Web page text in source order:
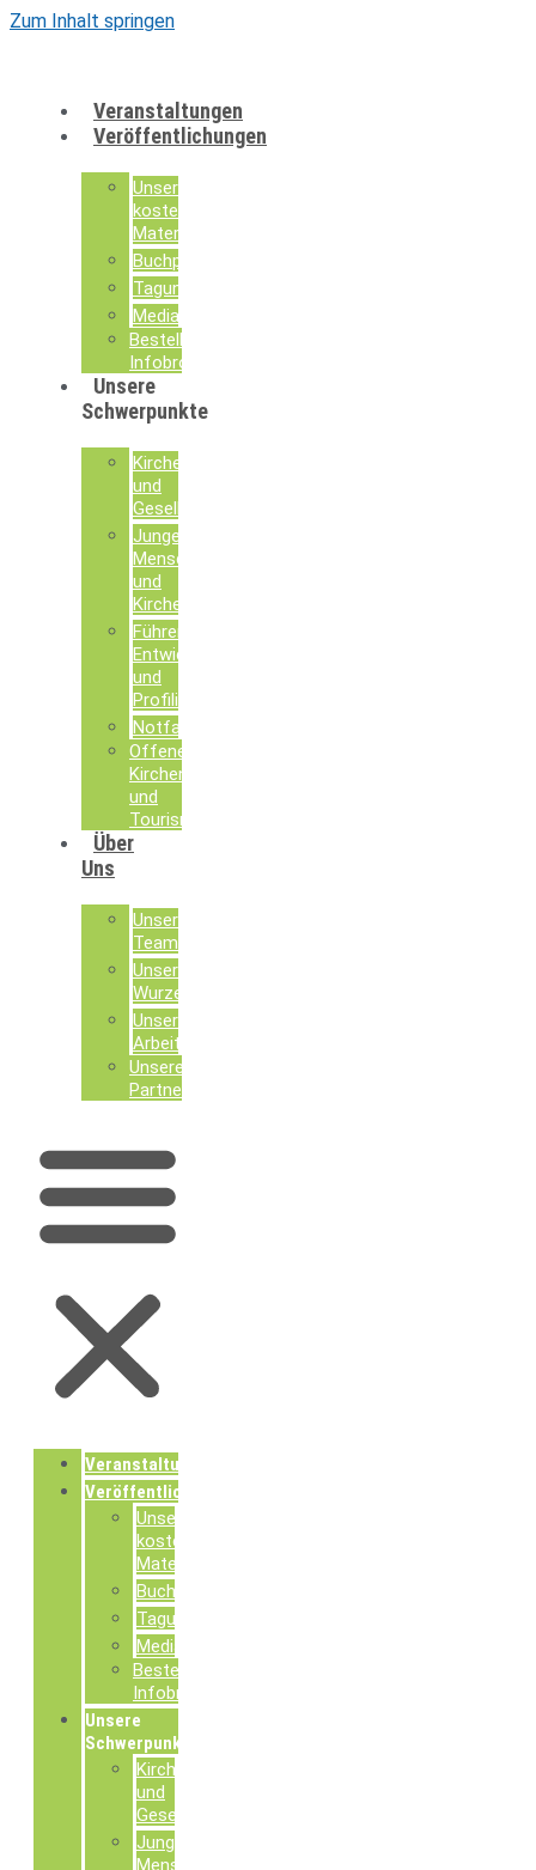
Zum Inhalt springen
Veranstaltungen
Veröffentlichungen
Unsere
kostenlosen
Materialien
Buchpublikationen
Tagungsdokumentationen
Mediathek
Bestellung
Infobroschüren
Unsere
Schwerpunkte
Kirche
und
Gesellschaft
Junge
Menschen
und
Kirche
Führen,
Entwickeln
und
Profilieren
Notfallseelsorge
Offene
Kirchen
und
Tourismusseelsorge
Über
Uns
Unser
Team
Unsere
Wurzeln
Unsere
Arbeit
Unsere
Partner
Veranstaltungen
Veröffentlichungen
Unsere
kostenlosen
Materialien
Buchpublikationen
Tagungsdokumentationen
Mediathek
Bestellung
Infobroschüren
Unsere
Schwerpunkte
Kirche
und
Gesellschaft
Junge
Menschen